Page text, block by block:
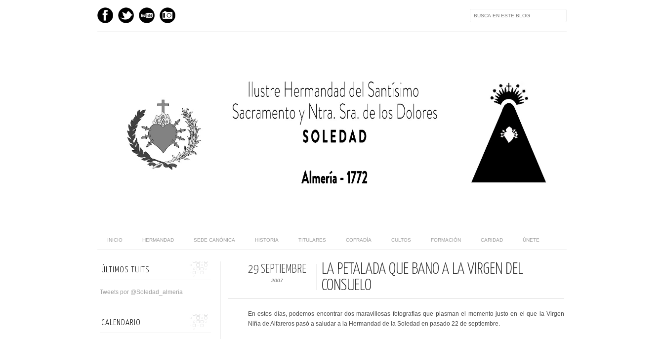
INICIO HERMANDAD SEDE CANÓNICA HISTORIA TITULARES COFRADÍA CULTOS FORMACIÓN CARIDAD ÚNETE
29 SEPTIEMBRE
2007
LA PETALADA QUE BAÑÓ A LA VIRGEN DEL
CONSUELO
En estos días, podemos encontrar dos maravillosas fotografías que plasman el momento justo en el que la Virgen
Niña de Alfareros pasó a saludar a la Hermandad de la Soledad en pasado 22 de septiembre.
ÚLTIMOS TUITS
Tweets por @Soledad_almeria
CALENDARIO